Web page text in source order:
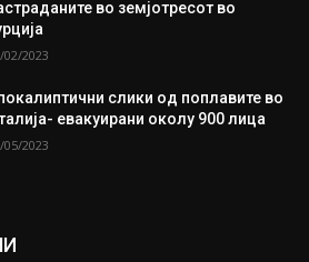
во земјотресот во
02/2023
слики од поплавите во
евакуирани околу 900 лица
05/2023